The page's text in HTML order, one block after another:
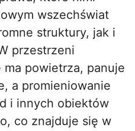
wszechświat
struktury, jak i
przestrzeni
powietrza, panuje
a promieniowanie
i innych obiektów
co znajduje się w